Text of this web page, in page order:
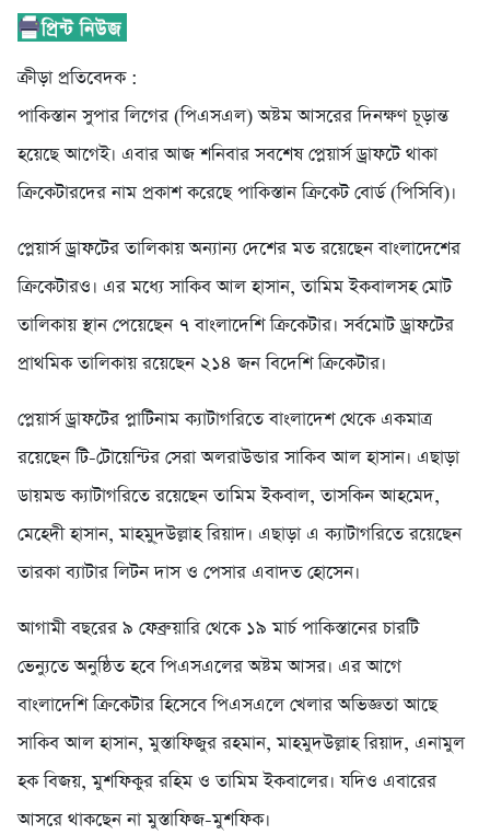
ক্রীড়া প্রতিবেদক :
পাকিস্তান সুপার লিগের (পিএসএল) অষ্টম আসরের দিনক্ষণ চূড়ান্ত
হয়েছে আগেই। এবার আজ শনিবার সবশেষ প্লেয়ার্স ড্রাফটে থাকা
ক্রিকেটারদের নাম প্রকাশ করেছে পাকিস্তান ক্রিকেট বোর্ড (পিসিবি)।
প্লেয়ার্স ড্রাফটের তালিকায় অন্যান্য দেশের মত রয়েছেন বাংলাদেশের
ক্রিকেটারও। এর মধ্যে সাকিব আল হাসান, তামিম ইকবালসহ মোট
তালিকায় স্থান পেয়েছেন ৭ বাংলাদেশি ক্রিকেটার। সর্বমোট ড্রাফটের
প্রাথমিক তালিকায় রয়েছেন ২১৪ জন বিদেশি ক্রিকেটার।
প্লেয়ার্স ড্রাফটের প্লাটিনাম ক্যাটাগরিতে বাংলাদেশ থেকে একমাত্র
রয়েছেন টি-টোয়েন্টির সেরা অলরাউন্ডার সাকিব আল হাসান। এছাড়া
ডায়মন্ড ক্যাটাগরিতে রয়েছেন তামিম ইকবাল, তাসকিন আহমেদ,
মেহেদী হাসান, মাহমু্দউল্লাহ রিয়াদ। এছাড়া এ ক্যাটাগরিতে রয়েছেন
তারকা ব্যাটার লিটন দাস ও পেসার এবাদত হোসেন।
আগামী বছরের ৯ ফেব্রুয়ারি থেকে ১৯ মার্চ পাকিস্তানের চারটি
ভেন্যুতে অনুষ্ঠিত হবে পিএসএলের অষ্টম আসর। এর আগে
বাংলাদেশি ক্রিকেটার হিসেবে পিএসএলে খেলার অভিজ্ঞতা আছে
সাকিব আল হাসান, মুস্তাফিজুর রহমান, মাহমুদউল্লাহ রিয়াদ, এনামুল
হক বিজয়, মুশফিকুর রহিম ও তামিম ইকবালের। যদিও এবারের
আসরে থাকছেন না মুস্তাফিজ-মুশফিক।